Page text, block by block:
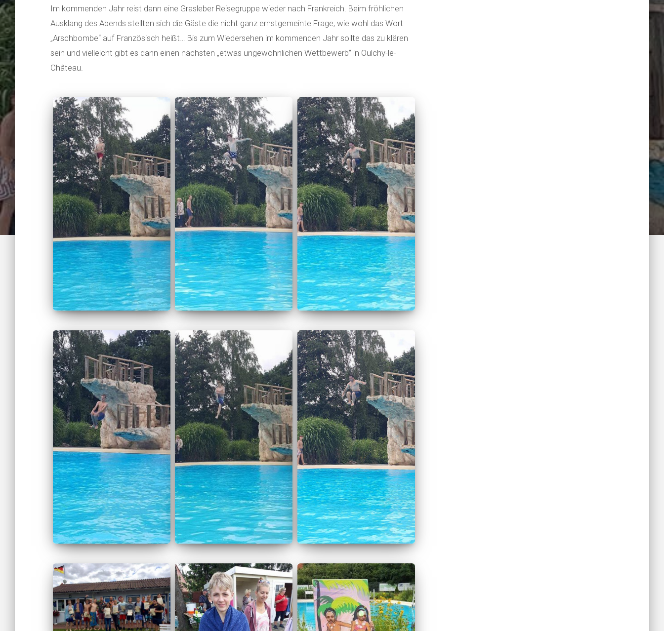
französischen Besuchern: Florian
Ebering und Fiona Greff siegen
Im kommenden Jahr reist dann eine Grasleber Reisegruppe wieder nach Frankreich. Beim fröhlichen
Ausklang des Abends stellten sich die Gäste die nicht ganz ernstgemeinte Frage, wie wohl das Wort
„Arschbombe“ auf Französisch heißt… Bis zum Wiedersehen im kommenden Jahr sollte das zu klären
sein und vielleicht gibt es dann einen nächsten „etwas ungewöhnlichen Wettbewerb“ in Oulchy-le-
Château.